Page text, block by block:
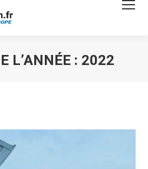
L’ANNÉE : 2022